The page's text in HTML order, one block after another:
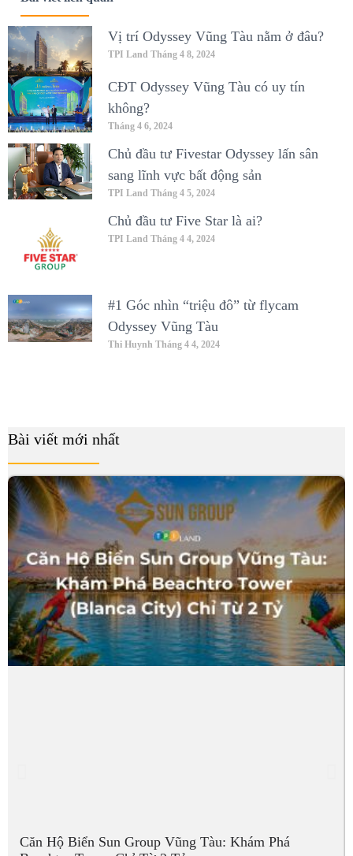
Vị trí Odyssey Vũng Tàu nằm ở đâu?
TPI Land Tháng 4 8, 2024
CĐT Odyssey Vũng Tàu có uy tín
không?
Tháng 4 6, 2024
Chủ đầu tư Fivestar Odyssey lấn sân
sang lĩnh vực bất động sản
TPI Land Tháng 4 5, 2024
Chủ đầu tư Five Star là ai?
TPI Land Tháng 4 4, 2024
#1 Góc nhìn “triệu đô” từ flycam
Odyssey Vũng Tàu
Thi Huynh Tháng 4 4, 2024
Bài viết mới nhất
Căn Hộ Biển Sun Group Vũng Tàu: Khám Phá